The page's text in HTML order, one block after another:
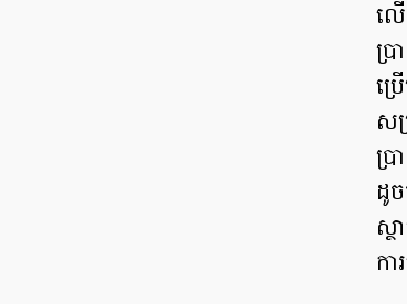
លើ
ប្រ
ប្រ
ស
ប្
ដូ
ស្
ក